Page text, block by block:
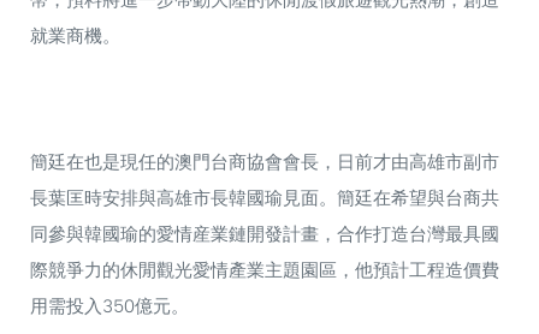
就業商機。
簡廷在也是現任的澳門台商協會會長，日前才由高雄市副市
長葉匡時安排與高雄市長韓國瑜見面。簡廷在希望與台商共
同參與韓國瑜的愛情産業鏈開發計畫，合作打造台灣最具國
際競爭力的休閒觀光愛情產業主題園區，他預計工程造價費
用需投入350億元。